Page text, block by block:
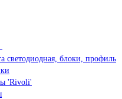
светодиодная, блоки, профиль
'Rivoli'